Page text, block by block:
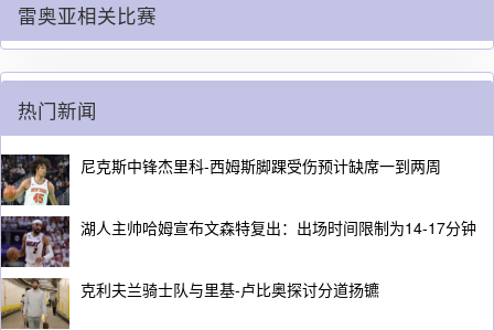
雷奥亚相关比赛
热门新闻
尼克斯中锋杰里科-西姆斯脚踝受伤预计缺席一到两周
湖人主帅哈姆宣布文森特复出：出场时间限制为14-17分钟
克利夫兰骑士队与里基-卢比奥探讨分道扬镳